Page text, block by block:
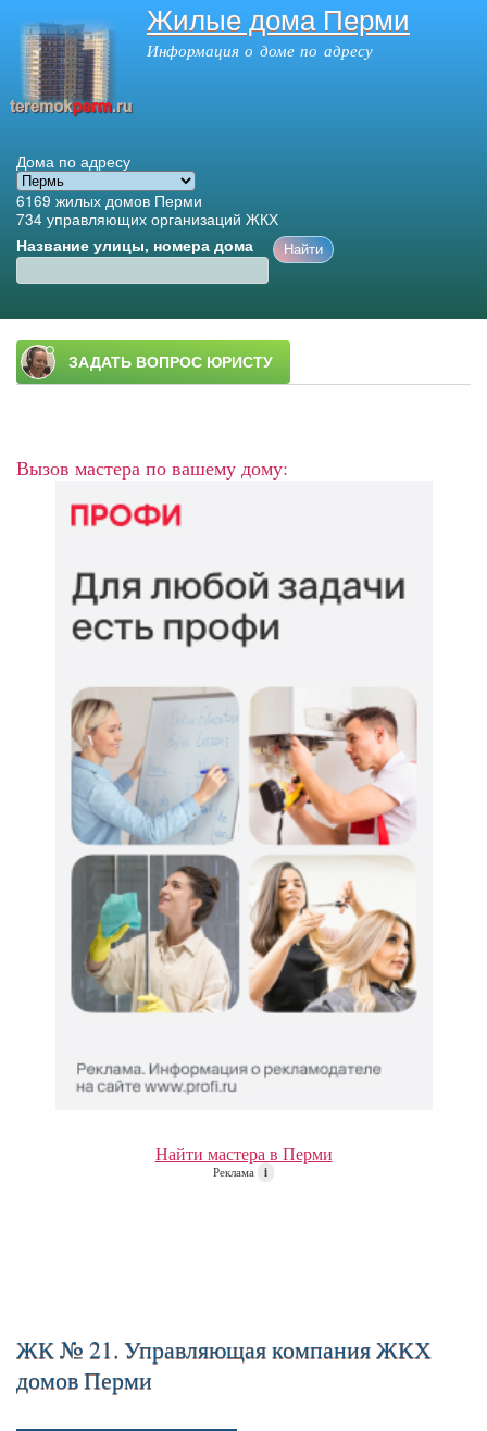
Перейти к
основному
Жилые дома Перми
Информация о доме по адресу
Дома по адресу
6169 жилых домов Перми
734 управляющих организаций ЖКХ
Название улицы, номера дома
Главное меню
Вызов мастера по вашему дому:
Найти мастера в Перми
Реклама i
ЖК № 21. Управляющая компания ЖКХ
домов Перми